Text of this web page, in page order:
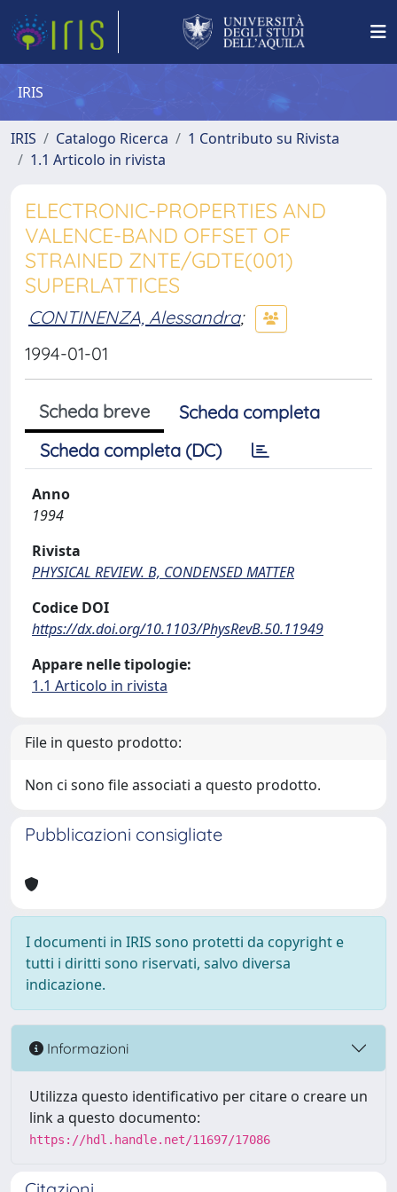
IRIS
IRIS Catalogo Ricerca
1 Contributo su Rivista
1.1 Articolo in rivista
ELECTRONIC-PROPERTIES AND
VALENCE-BAND OFFSET OF
STRAINED ZNTE/GDTE(001)
SUPERLATTICES
CONTINENZA, Alessandra;
1994-01-01
Scheda breve
Scheda completa
Scheda completa (DC)
Anno
1994
Rivista
PHYSICAL REVIEW. B, CONDENSED MATTER
Codice DOI
https://dx.doi.org/10.1103/PhysRevB.50.11949
Appare nelle tipologie:
1.1 Articolo in rivista
File in questo prodotto:
Non ci sono file associati a questo prodotto.
Pubblicazioni consigliate
I documenti in IRIS sono protetti da copyright e
tutti i diritti sono riservati, salvo diversa
indicazione.
Informazioni
Utilizza questo identificativo per citare o creare un
link a questo documento:
https://hdl.handle.net/11697/17086